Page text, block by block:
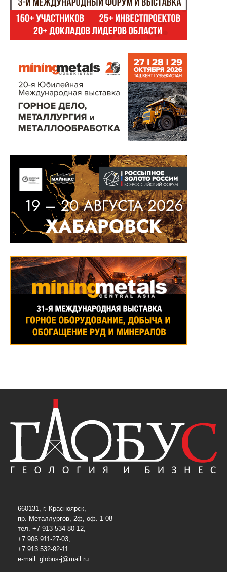
660131, г. Красноярск,
пр. Металлургов, 2ф, оф. 1-08
тел. +7 913 534-80-12,
+7 906 911-27-03,
+7 913 532-92-11
e-mail: globus-j@mail.ru